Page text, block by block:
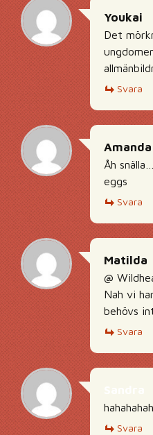
Youkai
Det
Svara
Amanda
Åh
eggs
Svara
Matilda
@
Nah vi
behövs
Svara
Svara